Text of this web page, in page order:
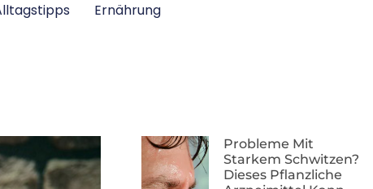
Ernährung
Probleme Mit
Starkem Schwitzen?
Dieses Pflanzliche